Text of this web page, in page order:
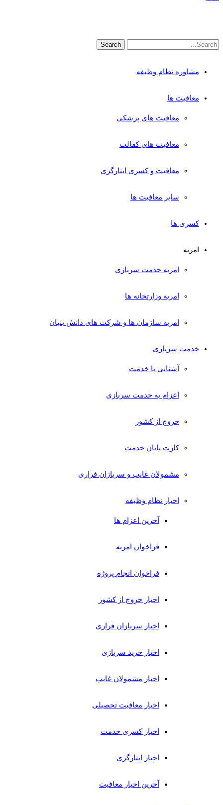
مشاوره نظام وظیفه
معافیت ها
معافیت های پزشکی
معافیت های کفالت
معافیت و کسری ایثارگری
سایر معافیت ها
کسری ها
امریه
امریه خدمت سربازی
امریه وزارتخانه ها
امریه سازمان ها و شرکت های دانش بنیان
خدمت سربازی
آشنایی با خدمت
اعزام به خدمت سربازی
خروج از کشور
کارت پایان خدمت
مشمولان غایب و سربازان فراری
اخبار نظام وظیفه
آخرین اعزام ها
فراخوان امریه
فراخوان انجام پروژه
اخبار خروج از کشور
اخبار سربازان فراری
اخبار خرید سربازی
اخبار مشمولان غایب
اخبار معافیت تحصیلی
اخبار کسری خدمت
اخبار ایثارگری
آخرین اخبار معافیت